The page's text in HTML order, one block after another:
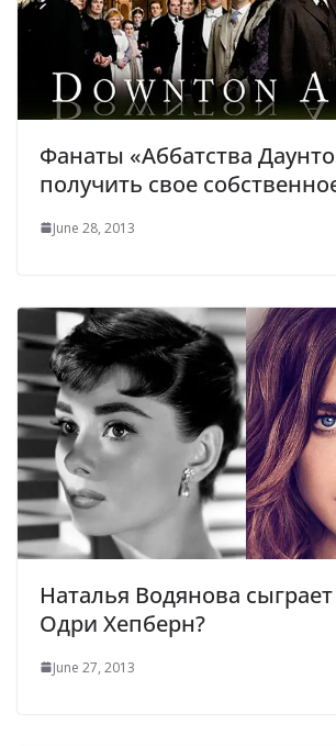
Фанаты «Аббатства
получить свое
June 28, 2013
Наталья Водянова
Одри Хепберн?
June 27, 2013